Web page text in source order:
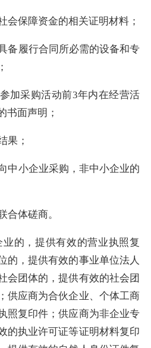
保障资金的相关证明材料；
履行合同所必需的设备和专
采购活动前3年内在经营活
书面声明；
；
小企业采购，非中小企业的
体磋商。
的，提供有效的营业执照复
的，提供有效的事业单位法人
会团体的，提供有效的社会团
供应商为合伙企业、个体工商
照复印件；供应商为非企业专
的执业许可证等证明材料复印